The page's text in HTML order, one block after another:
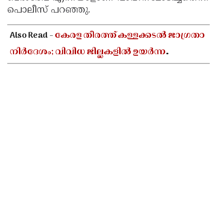
Updates
Assembly
Kerala
Body
Election
Look
Back
2025
പൊലീസ് പറഞ്ഞു.
Also Read -കേരള തീരത്ത് കള്ളക്കടൽ ജാഗ്രതാ
നിർദേശം; വിവിധ ജില്ലകളിൽ ഉയർന്ന